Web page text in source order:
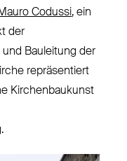
Codussi, ein
der
und Bauleitung der
repräsentiert
Kirchenbaukunst